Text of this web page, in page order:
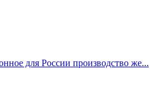
для России производство же...